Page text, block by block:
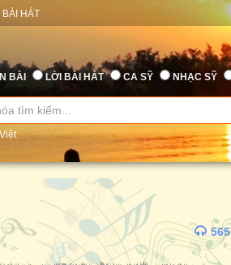
BÀI HÁT
BÀI LỜI BÀI HÁT CA SỸ NHẠC SỸ
565